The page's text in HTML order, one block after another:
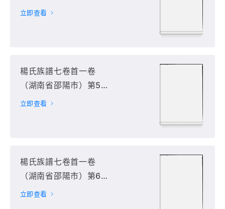
册
立即查看
楊氏族譜七卷首一卷
（湖南省邵陽市）第5
册
立即查看
楊氏族譜七卷首一卷
（湖南省邵陽市）第6
册
立即查看